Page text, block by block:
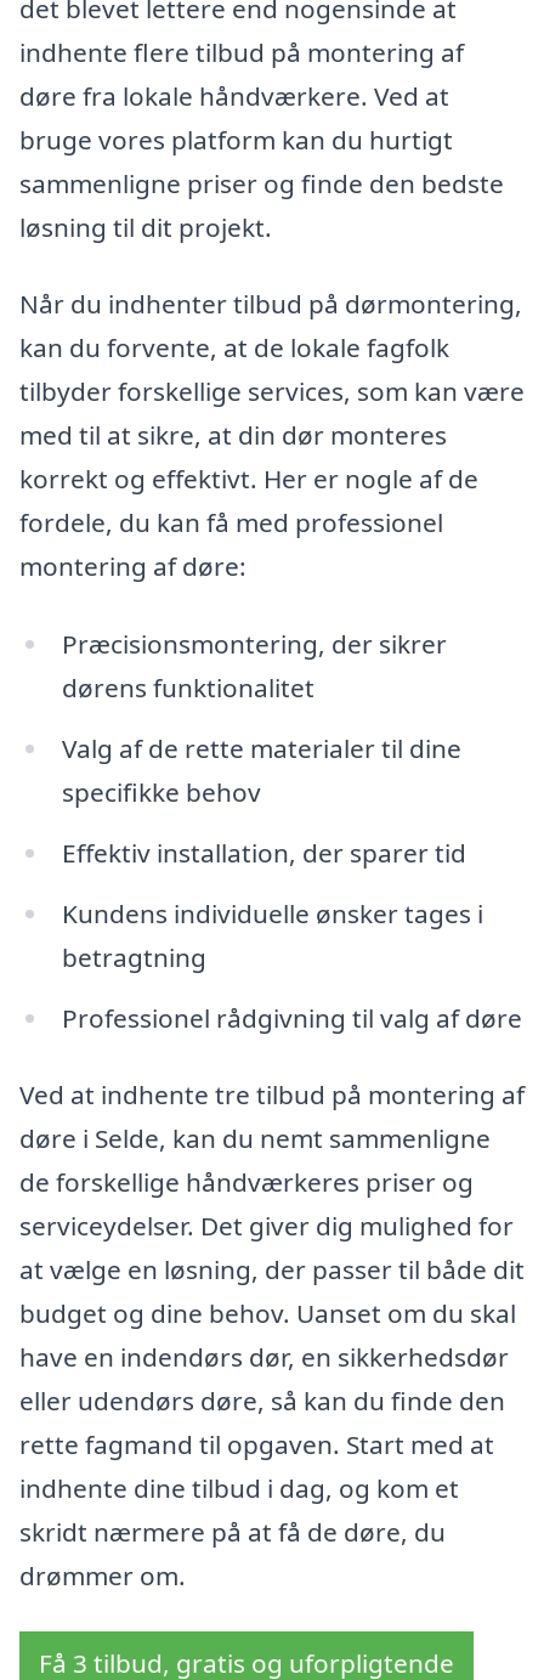
det blevet lettere end nogensinde at
indhente flere tilbud på montering af
døre fra lokale håndværkere. Ved at
bruge vores platform kan du hurtigt
sammenligne priser og finde den bedste
løsning til dit projekt.
Når du indhenter tilbud på dørmontering,
kan du forvente, at de lokale fagfolk
tilbyder forskellige services, som kan være
med til at sikre, at din dør monteres
korrekt og effektivt. Her er nogle af de
fordele, du kan få med professionel
montering af døre:
Præcisionsmontering, der sikrer
dørens funktionalitet
Valg af de rette materialer til dine
specifikke behov
Effektiv installation, der sparer tid
Kundens individuelle ønsker tages i
betragtning
Professionel rådgivning til valg af døre
Ved at indhente tre tilbud på montering af
døre i Selde, kan du nemt sammenligne
de forskellige håndværkeres priser og
serviceydelser. Det giver dig mulighed for
at vælge en løsning, der passer til både dit
budget og dine behov. Uanset om du skal
have en indendørs dør, en sikkerhedsdør
eller udendørs døre, så kan du finde den
rette fagmand til opgaven. Start med at
indhente dine tilbud i dag, og kom et
skridt nærmere på at få de døre, du
drømmer om.
Få 3 tilbud, gratis og uforpligtende